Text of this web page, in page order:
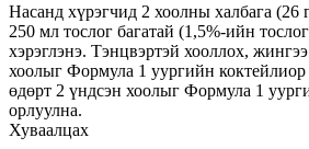
Насанд хүрэгчид 2 хоолны халбага (26
250 мл тослог багатай (1,5%-ийн
хэрэглэнэ. Тэнцвэртэй хооллох,
хоолыг Формула 1 уургийн
өдөрт 2 үндсэн хоолыг Формула 1
орлуулна.
Хуваалцах